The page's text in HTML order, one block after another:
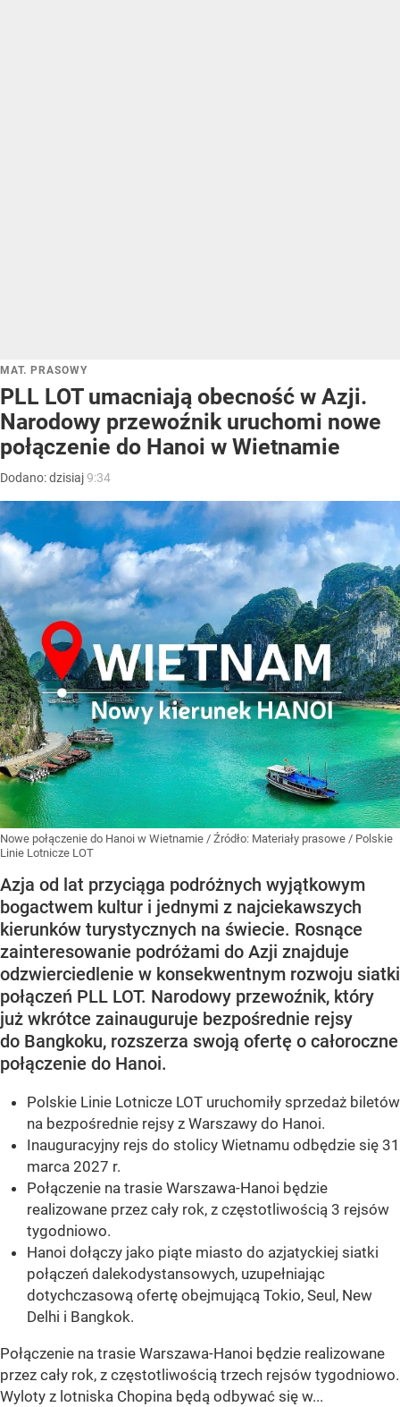
MAT. PRASOWY
PLL LOT umacniają obecność w Azji.
Narodowy przewoźnik uruchomi nowe
połączenie do Hanoi w Wietnamie
Dodano:dzisiaj9:34
Nowe połączenie do Hanoi w Wietnamie / Źródło: Materiały prasowe / Polskie
Linie Lotnicze LOT
Azja od lat przyciąga podróżnych wyjątkowym
bogactwem kultur i jednymi z najciekawszych
kierunków turystycznych na świecie. Rosnące
zainteresowanie podróżami do Azji znajduje
odzwierciedlenie w konsekwentnym rozwoju siatki
połączeń PLL LOT. Narodowy przewoźnik, który
już wkrótce zainauguruje bezpośrednie rejsy
do Bangkoku, rozszerza swoją ofertę o całoroczne
połączenie do Hanoi.
Polskie Linie Lotnicze LOT uruchomiły sprzedaż biletów
na bezpośrednie rejsy z Warszawy do Hanoi.
Inauguracyjny rejs do stolicy Wietnamu odbędzie się 31
marca 2027 r.
Połączenie na trasie Warszawa-Hanoi będzie
realizowane przez cały rok, z częstotliwością 3 rejsów
tygodniowo.
Hanoi dołączy jako piąte miasto do azjatyckiej siatki
połączeń dalekodystansowych, uzupełniając
dotychczasową ofertę obejmującą Tokio, Seul, New
Delhi i Bangkok.
Połączenie na trasie Warszawa-Hanoi będzie realizowane
przez cały rok, z częstotliwością trzech rejsów tygodniowo.
Wyloty z lotniska Chopina będą odbywać się w...